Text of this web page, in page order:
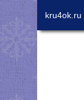
kru4ok.ru